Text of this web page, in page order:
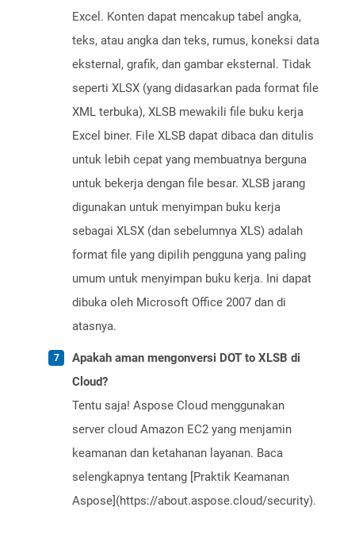
Excel. Konten dapat mencakup tabel angka,
teks, atau angka dan teks, rumus, koneksi data
eksternal, grafik, dan gambar eksternal. Tidak
seperti XLSX (yang didasarkan pada format file
XML terbuka), XLSB mewakili file buku kerja
Excel biner. File XLSB dapat dibaca dan ditulis
untuk lebih cepat yang membuatnya berguna
untuk bekerja dengan file besar. XLSB jarang
digunakan untuk menyimpan buku kerja
sebagai XLSX (dan sebelumnya XLS) adalah
format file yang dipilih pengguna yang paling
umum untuk menyimpan buku kerja. Ini dapat
dibuka oleh Microsoft Office 2007 dan di
atasnya.
Apakah aman mengonversi DOT to XLSB di
Cloud?
Tentu saja! Aspose Cloud menggunakan
server cloud Amazon EC2 yang menjamin
keamanan dan ketahanan layanan. Baca
selengkapnya tentang [Praktik Keamanan
Aspose](https://about.aspose.cloud/security).